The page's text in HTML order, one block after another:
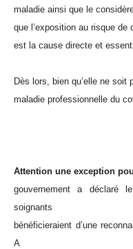
maladie ainsi que le
que l’exposition au risque
est la cause directe et
Dès lors, bien qu’elle ne
maladie professionnelle du
Attention une exception
gouvernement a déclaré
soignants
bénéficieraient d’une
A